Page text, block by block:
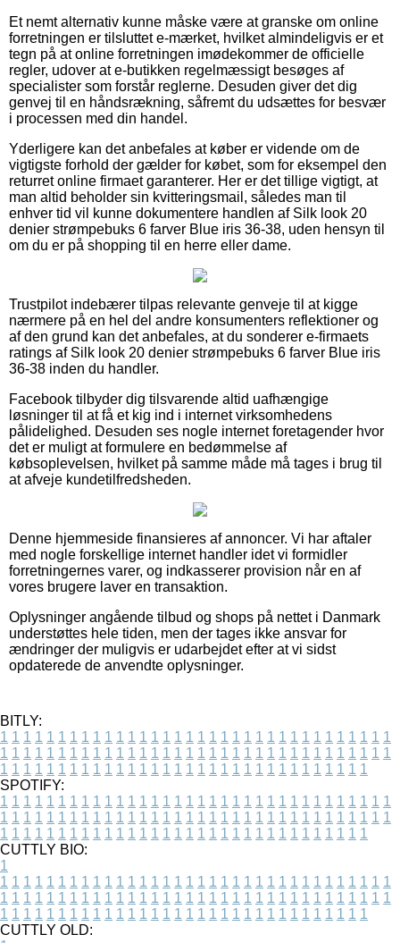
Et nemt alternativ kunne måske være at granske om online
forretningen er tilsluttet e-mærket, hvilket almindeligvis er et
tegn på at online forretningen imødekommer de officielle
regler, udover at e-butikken regelmæssigt besøges af
specialister som forstår reglerne. Desuden giver det dig
genvej til en håndsrækning, såfremt du udsættes for besvær
i processen med din handel.
Yderligere kan det anbefales at køber er vidende om de
vigtigste forhold der gælder for købet, som for eksempel den
returret online firmaet garanterer. Her er det tillige vigtigt, at
man altid beholder sin kvitteringsmail, således man til
enhver tid vil kunne dokumentere handlen af Silk look 20
denier strømpebuks 6 farver Blue iris 36-38, uden hensyn til
om du er på shopping til en herre eller dame.
Trustpilot indebærer tilpas relevante genveje til at kigge
nærmere på en hel del andre konsumenters reflektioner og
af den grund kan det anbefales, at du sonderer e-firmaets
ratings af Silk look 20 denier strømpebuks 6 farver Blue iris
36-38 inden du handler.
Facebook tilbyder dig tilsvarende altid uafhængige
løsninger til at få et kig ind i internet virksomhedens
pålidelighed. Desuden ses nogle internet foretagender hvor
det er muligt at formulere en bedømmelse af
købsoplevelsen, hvilket på samme måde må tages i brug til
at afveje kundetilfredsheden.
Denne hjemmeside finansieres af annoncer. Vi har aftaler
med nogle forskellige internet handler idet vi formidler
forretningernes varer, og indkasserer provision når en af
vores brugere laver en transaktion.
Oplysninger angående tilbud og shops på nettet i Danmark
understøttes hele tiden, men der tages ikke ansvar for
ændringer der muligvis er udarbejdet efter at vi sidst
opdaterede de anvendte oplysninger.
BITLY:
1 1 1 1 1 1 1 1 1 1 1 1 1 1 1 1 1 1 1 1 1 1 1 1 1 1 1 1 1 1 1 1 1 1
1 1 1 1 1 1 1 1 1 1 1 1 1 1 1 1 1 1 1 1 1 1 1 1 1 1 1 1 1 1 1 1 1 1
1 1 1 1 1 1 1 1 1 1 1 1 1 1 1 1 1 1 1 1 1 1 1 1 1 1 1 1 1 1 1 1
SPOTIFY:
1 1 1 1 1 1 1 1 1 1 1 1 1 1 1 1 1 1 1 1 1 1 1 1 1 1 1 1 1 1 1 1 1 1
1 1 1 1 1 1 1 1 1 1 1 1 1 1 1 1 1 1 1 1 1 1 1 1 1 1 1 1 1 1 1 1 1 1
1 1 1 1 1 1 1 1 1 1 1 1 1 1 1 1 1 1 1 1 1 1 1 1 1 1 1 1 1 1 1 1
CUTTLY BIO:
1
1 1 1 1 1 1 1 1 1 1 1 1 1 1 1 1 1 1 1 1 1 1 1 1 1 1 1 1 1 1 1 1 1 1
1 1 1 1 1 1 1 1 1 1 1 1 1 1 1 1 1 1 1 1 1 1 1 1 1 1 1 1 1 1 1 1 1 1
1 1 1 1 1 1 1 1 1 1 1 1 1 1 1 1 1 1 1 1 1 1 1 1 1 1 1 1 1 1 1 1
CUTTLY OLD: